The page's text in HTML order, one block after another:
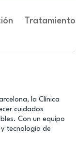
la Clínica
cuidados
Con un equipo
tecnología de